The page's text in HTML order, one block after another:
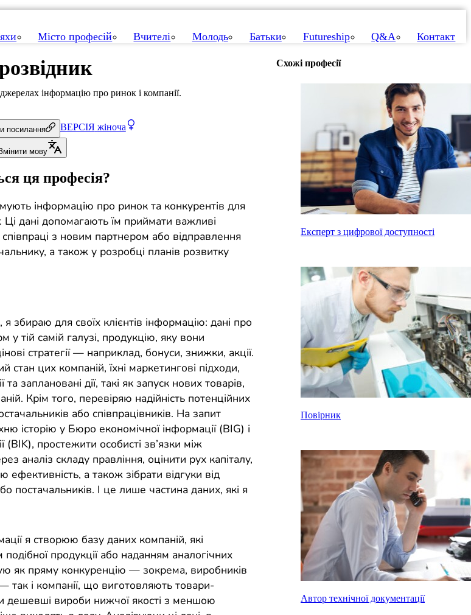
Місто професій Вчителі Молодь Батьки Futureship Q&A Контакт
інформацію про ринок і компанії.
посилання ВЕРСІЯ жіноча
мову
ця професія?
інформацію про ринок та конкурентів для
Ці дані допомагають їм приймати важливі
з новим партнером або відправлення
а також у розробці планів розвитку
збираю для своїх клієнтів інформацію: дані про
у тій самій галузі, продукцію, яку вони
стратегії — наприклад, бонуси, знижки, акції.
цих компаній, їхні маркетингові підходи,
та заплановані дії, такі як запуск нових товарів,
Крім того, перевіряю надійність потенційних
або співпрацівників. На запит
історію у Бюро економічної інформації (BIG) і
(BIK), простежити особисті зв’язки між
аналіз складу правління, оцінити рух капіталу,
ефективність, а також зібрати відгуки від
постачальників. І це лише частина даних, які я
я створюю базу даних компаній, які
продукції або наданням аналогічних
як пряму конкуренцію — зокрема, виробників
так і компанії, що виготовляють товари-
дешевші вироби нижчої якості з меншою
Схожі професії
Експерт з цифрової доступності
Повірник
Автор технічної документації